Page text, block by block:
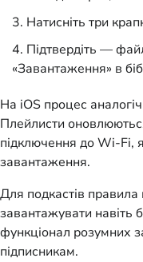
Натисніть три
Підтвердіть —
«Завантаження» в
На iOS процес
Плейлисти
підключення до Wi-Fi,
завантаження.
Для подкастів правила
завантажувати навіть
функціонал розумних
підписникам.